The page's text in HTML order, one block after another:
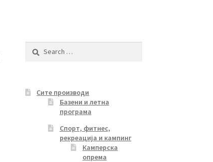
Search
Сите производи
Базени и летна
програма
Спорт, фитнес,
рекреација и кампинг
Камперска
опрема